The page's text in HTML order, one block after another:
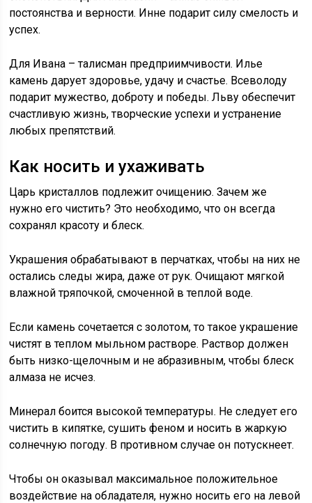
постоянства и верности. Инне подарит силу смелость и
успех.
Для Ивана – талисман предприимчивости. Илье
камень дарует здоровье, удачу и счастье. Всеволоду
подарит мужество, доброту и победы. Льву обеспечит
счастливую жизнь, творческие успехи и устранение
любых препятствий.
Как носить и ухаживать
Царь кристаллов подлежит очищению. Зачем же
нужно его чистить? Это необходимо, что он всегда
сохранял красоту и блеск.
Украшения обрабатывают в перчатках, чтобы на них не
остались следы жира, даже от рук. Очищают мягкой
влажной тряпочкой, смоченной в теплой воде.
Если камень сочетается с золотом, то такое украшение
чистят в теплом мыльном растворе. Раствор должен
быть низко-щелочным и не абразивным, чтобы блеск
алмаза не исчез.
Минерал боится высокой температуры. Не следует его
чистить в кипятке, сушить феном и носить в жаркую
солнечную погоду. В противном случае он потускнеет.
Чтобы он оказывал максимальное положительное
воздействие на обладателя, нужно носить его на левой